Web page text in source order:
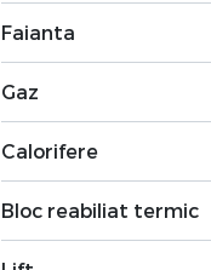
Faianta
Gaz
Calorifere
Bloc reabiliat termic